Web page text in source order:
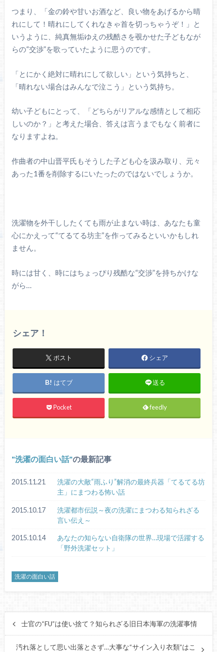
つまり、「金の鈴や甘いお酒など、良い物をあげるから晴
れにして！晴れにしてくれなきゃ首を切っちゃうぞ！」と
いうように、純真無垢ゆえの残酷さを覗かせた子どもなが
らの“交渉”を歌っていたように思うのです。
「とにかく絶対に晴れにして欲しい」という気持ちと、
「晴れない場合はみんなで泣こう」という気持ち。
幼い子どもにとって、「どちらがリアルな感情として相応
しいのか？」と考えた場合、答えは言うまでもなく前者に
なりますよね。
作曲者の中山晋平氏もそうした子ども心を汲み取り、元々
あった1番を削除するにいたったのではないでしょうか。
洗濯物を外干ししたくても雨が止まない時は、あなたも童
心にかえって“てるてる坊主”を作ってみるといいかもしれ
ません。
時には甘く、時にはちょっぴり残酷な“交渉”を持ちかけな
がら…
シェア！
ポスト シェア
はてブ 送る
Pocket feedly
洗濯の面白い話 の最新記事
2015.11.21
洗濯の大敵“雨ふり”解消の最終兵器「てるてる坊
主」にまつわる怖い話
2015.10.17
洗濯都市伝説～夜の洗濯にまつわる知られざる
言い伝え～
2015.10.14
あなたの知らない自衛隊の世界…現場で活躍する
「野外洗濯セット」
洗濯の面白い話
士官の“FU”は使い捨て？知られざる旧日本海軍の洗濯事情
汚れ落として思い出落とさず…大事な“サイン入り衣類”はこ